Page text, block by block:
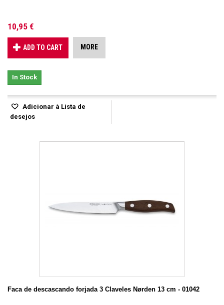
10,95 €
ADD TO CART MORE
In Stock
Adicionar à Lista de
desejos
Faca de descascando forjada 3 Claveles Nørden 13 cm - 01042